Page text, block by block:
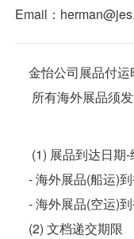
Email：
金怡公司展品付
所有海外展品须
(1) 展品到达日期
- 海外展品(船运)
- 海外展品(空运)
(2) 文档递交期限